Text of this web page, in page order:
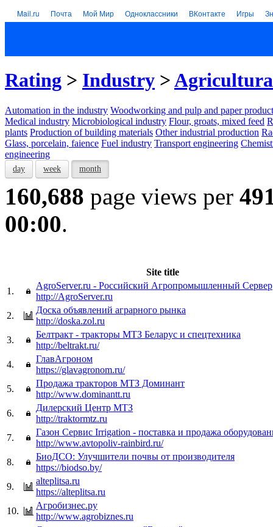
Mail.ru Почта Мой Мир Одноклассники ВКонтакте Игры
Rating > Industry >
Automation in the industry Woodworking and pulp and paper
Medical industry Microbiological industry Flour, groats, mixed feed
plants Production of building materials Other industrial production
Glass, porcelain, faience Fuel industry Transport engineering
engineering
day week month
160,688 page views per
00:00.
Site title
1.
AgroServer.ru - Российский Агропромышленный Сервер
http://AgroServer.ru
2.
Доска объявлений аграрного рынка
http://doska.zol.ru
3.
Белтракт - тракторы МТЗ Беларус и спецтехника
http://beltrakt.ru/
4.
ГлавАгроном
https://glavagronom.ru/
5.
Продажа тракторов МТЗ Доминант
http://www.dominantt.ru
6.
Дилерский Центр МТЗ
http://traktormtz.ru
7.
Газон Сервис Irrigation - поставка и продажа
http://www.avtopoliv-rainbird.ru/
8.
БиоДСО: Улучшители почвы от производителя
https://biodso.by/
9.
alteplitsa.ru
https://alteplitsa.ru
10.
Агробизнес.ру
http://www.agrobiznes.ru